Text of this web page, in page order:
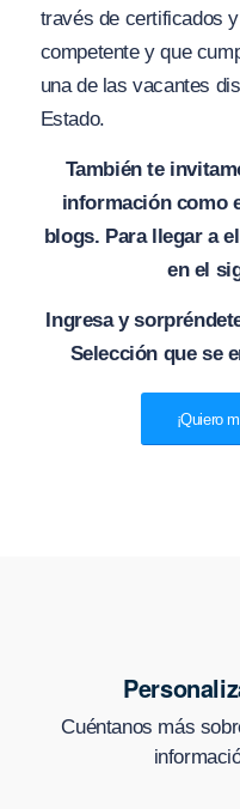
través de certificados
competente y que
una de las vacantes
Estado.
También te
información como
blogs. Para llegar a
en el
Ingresa y
Selección que se
¡Quiero
Cuéntanos más